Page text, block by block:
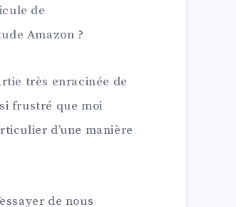
de
Amazon ?
très enracinée de
frustré que moi
d’une manière
de nous